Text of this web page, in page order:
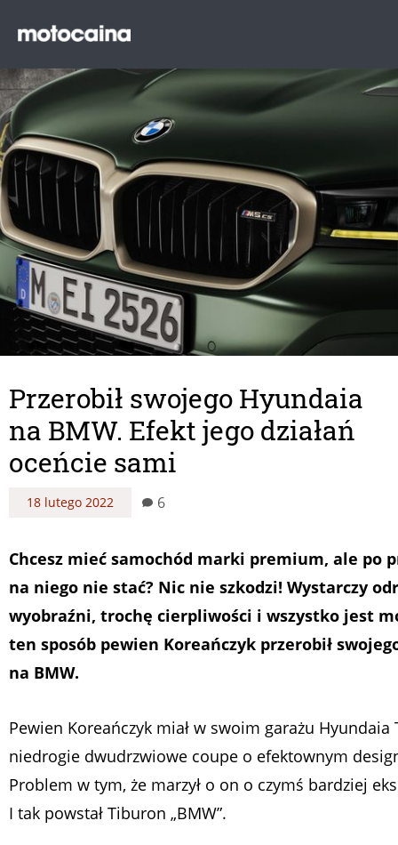
Przerobił swojego Hyundaia
na BMW. Efekt jego działań
oceńcie sami
18 lutego 2022 6
Chcesz mieć samochód marki premium, ale po
na niego nie stać? Nic nie szkodzi! Wystarczy
wyobraźni, trochę cierpliwości i wszystko jest
ten sposób pewien Koreańczyk przerobił
na BMW.
Pewien Koreańczyk miał w swoim garażu Hyundaia
niedrogie dwudrzwiowe coupe o efektownym
Problem w tym, że marzył o on o czymś bardziej
I tak powstał Tiburon „BMW”.